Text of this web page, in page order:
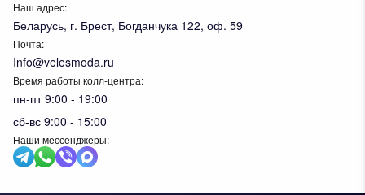
Наш адрес:
Беларусь, г. Брест, Богданчука 122, оф. 59
Почта:
Info@velesmoda.ru
Время работы колл-центра:
пн-пт 9:00 - 19:00
сб-вс 9:00 - 15:00
Наши мессенджеры: